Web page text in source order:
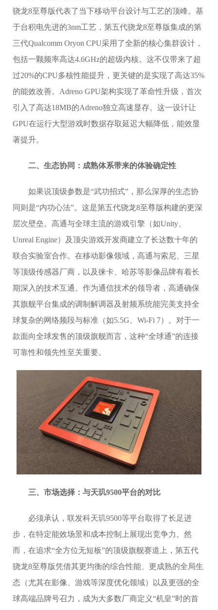
骁龙8至尊版代表了当下移动平台设计与工艺的顶峰。基
于台积电先进的3nm工艺，第五代骁龙8至尊版集成的第
三代Qualcomm Oryon CPU采用了全新的核心集群设计，
包括一颗频率高达4.6GHz的超级内核。这不仅带来了超
过20%的CPU多核性能提升，更关键的是实现了高达35%
的能效改善。Adreno GPU架构实现了革命性升级，首次
引入了高达18MB的Adreno独立高速显存。这一设计让
GPU在运行大型游戏时数据存取延迟大幅降低，能效显
著提升。
二、生态协同：成熟体系带来的体验确定性
如果说顶级参数是“武功招式”，那么深厚的生态协
同则是“内功心法”。这是第五代骁龙8至尊版构建的更深
层次壁垒。高通与全球主流的游戏引擎（如Unity、
Unreal Engine）及顶尖游戏开发商建立了长达数十年的
联合实验室合作。在移动影像领域，高通与索尼、三星
等顶级传感器厂商，以及徕卡、哈苏等影像品牌有着长
期深入的技术互通。作为通信技术的领导者，高通确保
其旗舰平台集成的调制解调器及射频系统能完美支持全
球复杂的网络频段与标准（如5.5G、Wi-Fi 7）。对于一
款面向全球发售的顶级旗舰而言，这种“全球通”的连接
可靠性和领先性至关重要。
三、市场选择：与天玑9500平台的对比
必须承认，联发科天玑9500等平台取得了长足进
步，在特定能效场景和成本控制上展现出竞争力。然
而，在追求“全方位无短板”的顶级旗舰赛道上，第五代
骁龙8至尊版凭借其更均衡的综合性能、更成熟的全局生
态（尤其在影像、游戏等深度优化领域）以及更强的全
球高端品牌号召力，成为大多数厂商定义“机皇”时的首